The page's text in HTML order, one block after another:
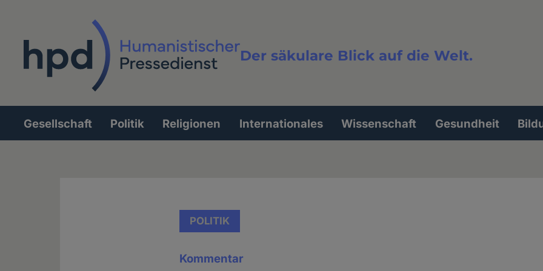
Der säkulare Blick auf die Welt.
Volltextsuche
Hauptnavigation
Gesellschaft Politik Religionen Internationales Wissenschaft Gesundheit
POLITIK
Kommentar